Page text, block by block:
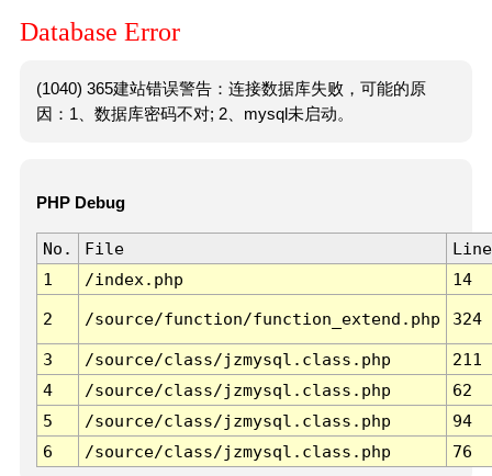
Database Error
(1040) 365建站错误警告：连接数据库失败，可能的原
因：1、数据库密码不对; 2、mysql未启动。
PHP Debug
No. File
Line
1
/index.php 14
2 /source/function/function_extend.php 324
3 /source/class/jzmysql.class.php
211
4
/source/class/jzmysql.class.php
62
5
/source/class/jzmysql.class.php
94
6
/source/class/jzmysql.class.php 76